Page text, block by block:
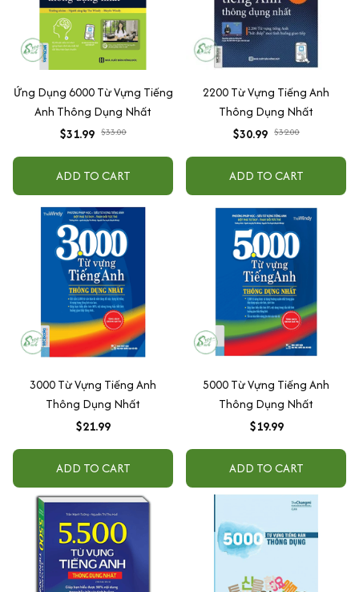
Ứng Dụng 6000 Từ Vựng Tiếng
Anh Thông Dụng Nhất
$31.99 $33.00
ADD TO CART
2200 Từ Vựng Tiếng Anh
Thông Dụng Nhất
$30.99 $32.00
ADD TO CART
3000 Từ Vựng Tiếng Anh
Thông Dụng Nhất
$21.99
ADD TO CART
5000 Từ Vựng Tiếng Anh
Thông Dụng Nhất
$19.99
ADD TO CART